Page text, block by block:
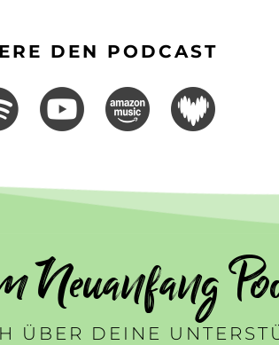
DEN PODCAST
Neuanfang
ÜBER DEINE